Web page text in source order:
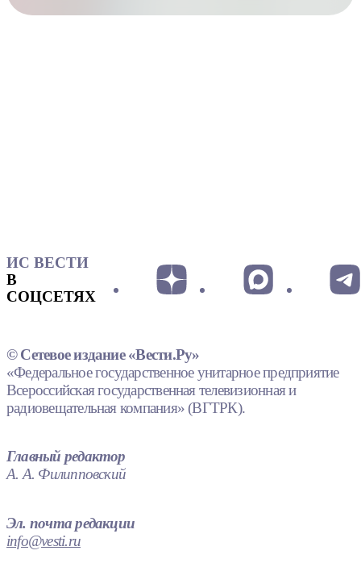
ИС ВЕСТИ
В
СОЦСЕТЯХ
© Сетевое издание «Вести.Ру»
«Федеральное государственное унитарное предприятие
Всероссийская государственная телевизионная и
радиовещательная компания» (ВГТРК).
Главный редактор
А. А. Филипповский
Эл. почта редакции
info@vesti.ru